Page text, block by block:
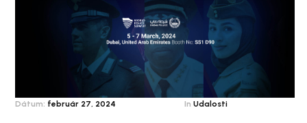
Dátum: február 27, 2024 In Udalosti